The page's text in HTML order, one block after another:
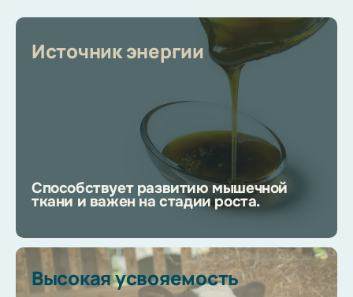
Источник энергии
Способствует развитию мышечной
ткани и важен на стадии роста.
Высокая усвояемость